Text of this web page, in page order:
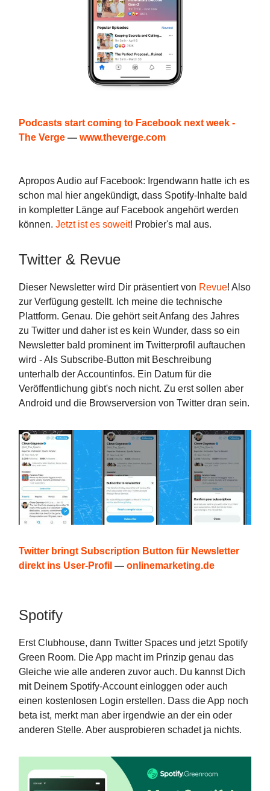
Podcasts start coming to Facebook next week -
The Verge — www.theverge.com
Apropos Audio auf Facebook: Irgendwann hatte ich es
schon mal hier angekündigt, dass Spotify-Inhalte bald
in kompletter Länge auf Facebook angehört werden
können. Jetzt ist es soweit! Probier's mal aus.
Twitter & Revue
Dieser Newsletter wird Dir präsentiert von Revue! Also
zur Verfügung gestellt. Ich meine die technische
Plattform. Genau. Die gehört seit Anfang des Jahres
zu Twitter und daher ist es kein Wunder, dass so ein
Newsletter bald prominent im Twitterprofil auftauchen
wird - Als Subscribe-Button mit Beschreibung
unterhalb der Accountinfos. Ein Datum für die
Veröffentlichung gibt's noch nicht. Zu erst sollen aber
Android und die Browserversion von Twitter dran sein.
Twitter bringt Subscription Button für Newsletter
direkt ins User-Profil — onlinemarketing.de
Spotify
Erst Clubhouse, dann Twitter Spaces und jetzt Spotify
Green Room. Die App macht im Prinzip genau das
Gleiche wie alle anderen zuvor auch. Du kannst Dich
mit Deinem Spotify-Account einloggen oder auch
einen kostenlosen Login erstellen. Dass die App noch
beta ist, merkt man aber irgendwie an der ein oder
anderen Stelle. Aber ausprobieren schadet ja nichts.